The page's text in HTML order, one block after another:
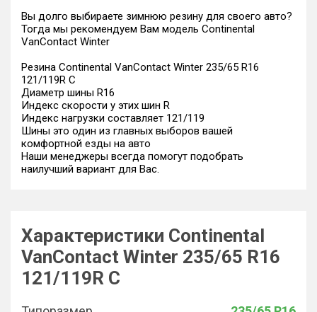
Вы долго выбираете зимнюю резину для своего авто?
Тогда мы рекомендуем Вам модель Continental
VanContact Winter
Резина Continental VanContact Winter 235/65 R16
121/119R C
Диаметр шины R16
Индекс скорости у этих шин R
Индекс нагрузки составляет 121/119
Шины это один из главных выборов вашей
комфортной езды на авто
Наши менеджеры всегда помогут подобрать
наилучший вариант для Вас.
Характеристики Continental
VanContact Winter 235/65 R16
121/119R C